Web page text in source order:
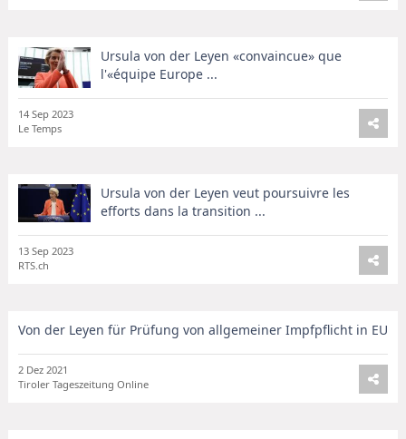
Ursula von der Leyen «convaincue» que
l'«équipe Europe ...
14 Sep 2023
Le Temps
Ursula von der Leyen veut poursuivre les
efforts dans la transition ...
13 Sep 2023
RTS.ch
Von der Leyen für Prüfung von allgemeiner Impfpflicht in EU
2 Dez 2021
Tiroler Tageszeitung Online